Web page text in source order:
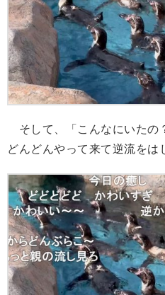
そして、「こんなにいたの
どんどんやって来て逆流をは